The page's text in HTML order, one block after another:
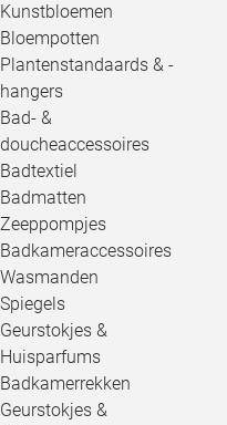
Kunstbloemen
Bloempotten
Plantenstandaards & -
hangers
Bad- &
doucheaccessoires
Badtextiel
Badmatten
Zeeppompjes
Badkameraccessoires
Wasmanden
Spiegels
Geurstokjes &
Huisparfums
Badkamerrekken
Geurstokjes &